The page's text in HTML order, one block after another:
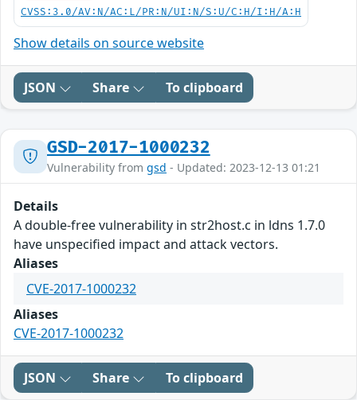
CVSS:3.0/AV:N/AC:L/PR:N/UI:N/S:U/C:H/I:H/A:H
Show details on source website
JSON Share To clipboard
GSD-2017-1000232
Vulnerability from gsd - Updated: 2023-12-13 01:21
Details
A double-free vulnerability in str2host.c in ldns 1.7.0
have unspecified impact and attack vectors.
Aliases
CVE-2017-1000232
Aliases
CVE-2017-1000232
JSON Share To clipboard